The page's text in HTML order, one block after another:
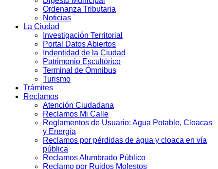
Ordenanza Tributaria
Noticias
La Ciudad
Investigación Territorial
Portal Datos Abiertos
Indentidad de la Ciudad
Patrimonio Escultórico
Terminal de Ómnibus
Turismo
Trámites
Reclamos
Atención Ciudadana
Reclamos Mi Calle
Reglamentos de Usuario: Agua Potable, Cloacas
y Energía
Reclamos por pérdidas de agua y cloaca en vía
pública
Reclamos Alumbrado Público
Reclamo por Ruidos Molestos